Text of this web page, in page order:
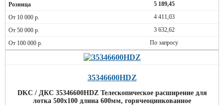
5 189,45
4 411,03
3 632,62
По запросу
35346600HDZ
DKC / ДКС 35346600HDZ Телескопическое расширение для
лотка 500х100 длина 600мм, горячеоцинкованное